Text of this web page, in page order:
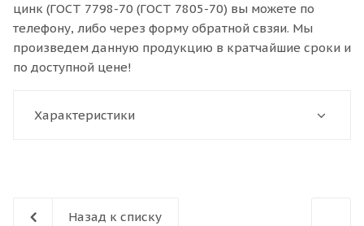
цинк (ГОСТ 7798-70 (ГОСТ 7805-70) вы можете по
телефону, либо через форму обратной свзяи. Мы
произведем данную продукцию в кратчайшие сроки и
по доступной цене!
Характеристики
Назад к списку